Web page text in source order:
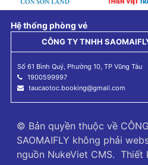
Hệ thống phòng vé
CÔNG TY TNHH
Số 61 Bình Quý, Phường 10, TP Vũng Tàu
1900599997
taucaotoc.booking@gmail.com
© Bản quyền thuộc về
SAOMAIFLY không phải
nguồn NukeViet CMS. Thiết